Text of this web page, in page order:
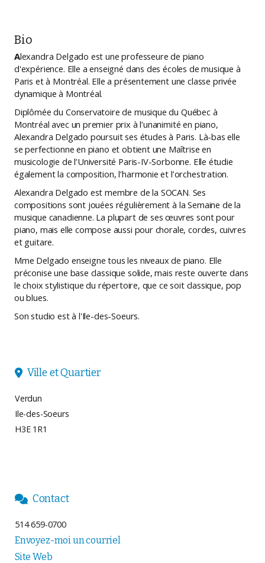
Bio
Alexandra Delgado est une professeure de piano
d'expérience. Elle a enseigné dans des écoles de musique à
Paris et à Montréal. Elle a présentement une classe privée
dynamique à Montréal.
Diplômée du Conservatoire de musique du Québec à
Montréal avec un premier prix à l’unanimité en piano,
Alexandra Delgado poursuit ses études à Paris. Là-bas elle
se perfectionne en piano et obtient une Maîtrise en
musicologie de l’Université Paris-IV-Sorbonne. Elle étudie
également la composition, l’harmonie et l’orchestration.
Alexandra Delgado est membre de la SOCAN. Ses
compositions sont jouées régulièrement à la Semaine de la
musique canadienne. La plupart de ses œuvres sont pour
piano, mais elle compose aussi pour chorale, cordes, cuivres
et guitare.
Mme Delgado enseigne tous les niveaux de piano. Elle
préconise une base classique solide, mais reste ouverte dans
le choix stylistique du répertoire, que ce soit classique, pop
ou blues.
Son studio est à l'Ile-des-Soeurs.
 Ville et Quartier
Verdun
Ile-des-Soeurs
H3E 1R1
 Contact
514 659-0700
Envoyez-moi un courriel
Site Web